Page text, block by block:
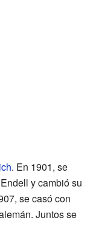
. En 1901, se
y cambió su
se casó con
Juntos se